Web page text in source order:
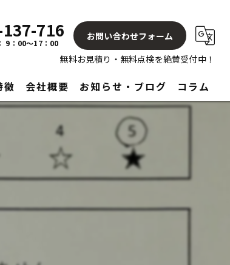
716
9：00～17：00
お問い合わせフォーム
無料お見積り・無料点検を絶賛受付中！
徴
ービス
会社概要 お知らせ・ブログ コラム